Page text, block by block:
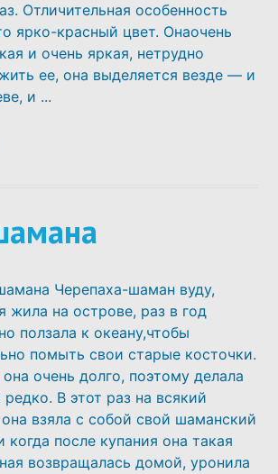
Отличительная особенность
ярко-красный цвет. Онаочень
и очень яркая, нетрудно
ее, она выделяется везде — и
и ...
Черепаха-шаман вуду,
жила на острове, раз в год
ползала к океану,чтобы
помыть свои старые косточки.
очень долго, поэтому делала
редко. В этот раз на всякий
взяла с собой свой шаманский
когда после купания она такая
возвращалась домой, уронила